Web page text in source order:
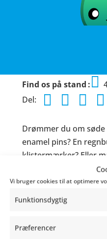
Vi bruger cookies til at optimere
Funktionsdygtig
Præferencer
Find os på stand
Del:
Drømmer du om
enamel pins? En
klistermærker? Eller
bogmærker… Så er